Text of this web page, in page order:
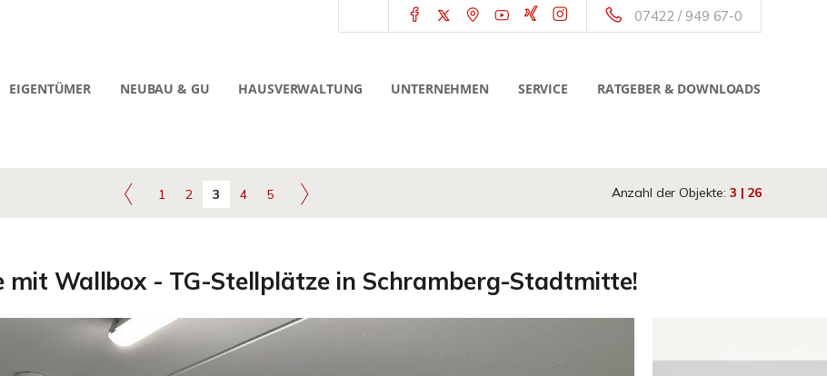
07422 / 949 67-0
EIGENTÜMER NEUBAU & GU HAUSVERWALTUNG UNTERNEHMEN SERVICE RATGEBER & DOWNLOADS
1 2 3 4 5 Anzahl der Objekte: 3 | 26
Wallbox - TG-Stellplätze in Schramberg-Stadtmitte!